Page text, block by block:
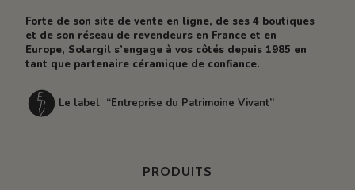
Forte de son site de vente en ligne, de ses 4 boutiques
et de son réseau de revendeurs en France et en
Europe, Solargil s’engage à vos côtés depuis 1985 en
tant que partenaire céramique de confiance.
Le label “Entreprise du Patrimoine Vivant”
PRODUITS